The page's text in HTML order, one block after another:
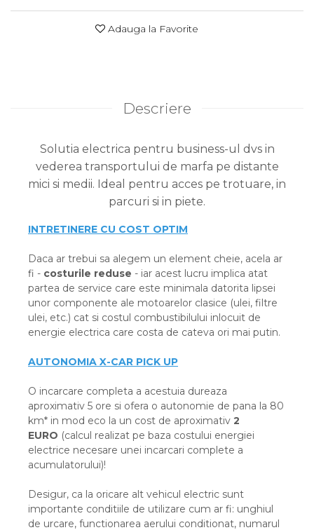
Adauga la Favorite
Descriere
Solutia electrica pentru business-ul dvs in
vederea transportului de marfa pe distante
mici si medii. Ideal pentru acces pe trotuare, in
parcuri si in piete.
INTRETINERE CU COST OPTIM
Daca ar trebui sa alegem un element cheie, acela ar
fi - costurile reduse - iar acest lucru implica atat
partea de service care este minimala datorita lipsei
unor componente ale motoarelor clasice (ulei, filtre
ulei, etc.) cat si costul combustibilului inlocuit de
energie electrica care costa de cateva ori mai putin.
AUTONOMIA X-CAR PICK UP
O incarcare completa a acestuia dureaza
aproximativ 5 ore si ofera o autonomie de pana la 80
km* in mod eco la un cost de aproximativ 2
EURO (calcul realizat pe baza costului energiei
electrice necesare unei incarcari complete a
acumulatorului)!
Desigur, ca la oricare alt vehicul electric sunt
importante conditiile de utilizare cum ar fi: unghiul
de urcare, functionarea aerului conditionat, numarul